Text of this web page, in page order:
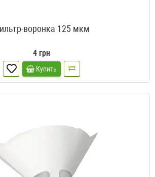
воронка 125 мкм
4 грн
Купить